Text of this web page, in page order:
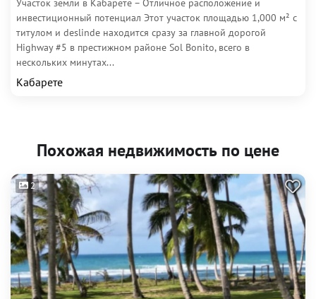
Участок земли в Кабарете – Отличное расположение и
инвестиционный потенциал Этот участок площадью 1,000 м² с
титулом и deslinde находится сразу за главной дорогой
Highway #5 в престижном районе Sol Bonito, всего в
нескольких минутах...
Кабарете
Похожая недвижимость по цене
2